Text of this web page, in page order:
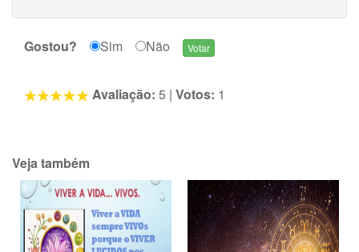
Gostou? Sim Não
Avaliação: 5 | Votos: 1
Veja também